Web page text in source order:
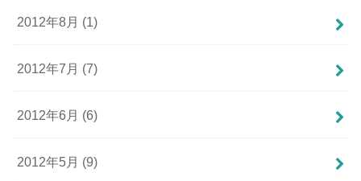
2012年8月 (1)
2012年7月 (7)
2012年6月 (6)
2012年5月 (9)